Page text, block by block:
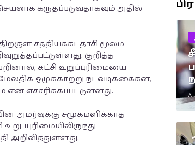
கருதப்படுவதாகவும் அதில்
சத்தியக்கடதாசி மூலம்
குறித்த
கட்சி உறுப்புரிமையை
ஒழுக்காற்று நடவடிக்கைகள்,
எச்சரிக்கப்பட்டுள்ளது.
அமர்வுக்கு சமூகமளிக்காத
அறிவித்துள்ளது.